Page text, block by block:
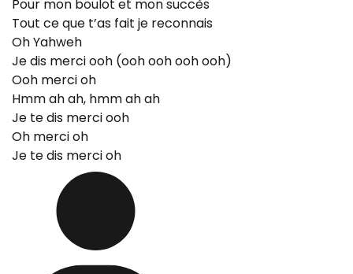
Pour mon boulot et mon succès
Tout ce que t’as fait je reconnais
Oh Yahweh
Je dis merci ooh (ooh ooh ooh ooh)
Ooh merci oh
Hmm ah ah, hmm ah ah
Je te dis merci ooh
Oh merci oh
Je te dis merci oh